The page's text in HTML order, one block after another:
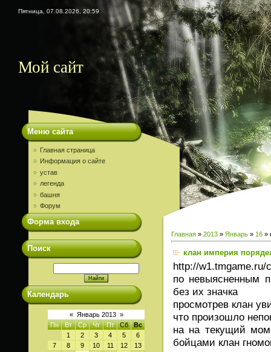
Пятница, 07.08.2026, 20:59
Мой сайт
Меню сайта
Главная страница
Информация о сайте
устав
легенда
башня
Форум
Форма входа
Поиск
Календарь
« Январь 2013 »
Пн
Вт Ср Чт Пт Сб
Вс
1
2 3 4 5
6
7
8 9 10 11 12
13
Главная » 2013 » Январь » 16 »
клан империя
http://w1.tmgame.ru/
по невыясненным
без их значка
просмотрев клан
что произошло
на на текущий
бойцами клан